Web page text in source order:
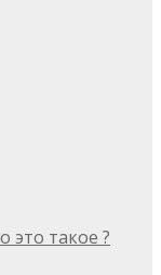
такое ?